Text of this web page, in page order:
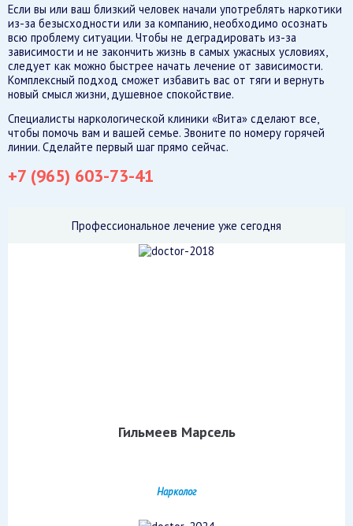
Если вы или ваш близкий человек начали употреблять наркотики
из-за безысходности или за компанию, необходимо осознать
всю проблему ситуации. Чтобы не деградировать из-за
зависимости и не закончить жизнь в самых ужасных условиях,
следует как можно быстрее начать лечение от зависимости.
Комплексный подход сможет избавить вас от тяги и вернуть
новый смысл жизни, душевное спокойствие.
Специалисты наркологической клиники «Вита» сделают все,
чтобы помочь вам и вашей семье. Звоните по номеру горячей
линии. Сделайте первый шаг прямо сейчас.
+7 (965) 603-73-41
Профессиональное лечение уже сегодня
Гильмеев Марсель
Нарколог